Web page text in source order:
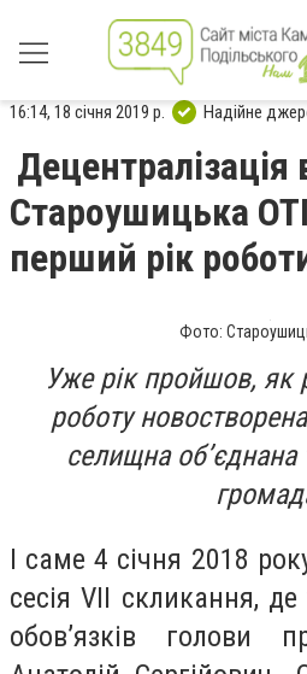
16:14, 18 січня 2019 р. Надійне
Децентралізація
Староушицька
перший рік
Фото:
Уже рік пройшов, як
роботу
селищна об’єднана
І саме 4 січня 2018
сесія VII скликання,
обов’язків голови